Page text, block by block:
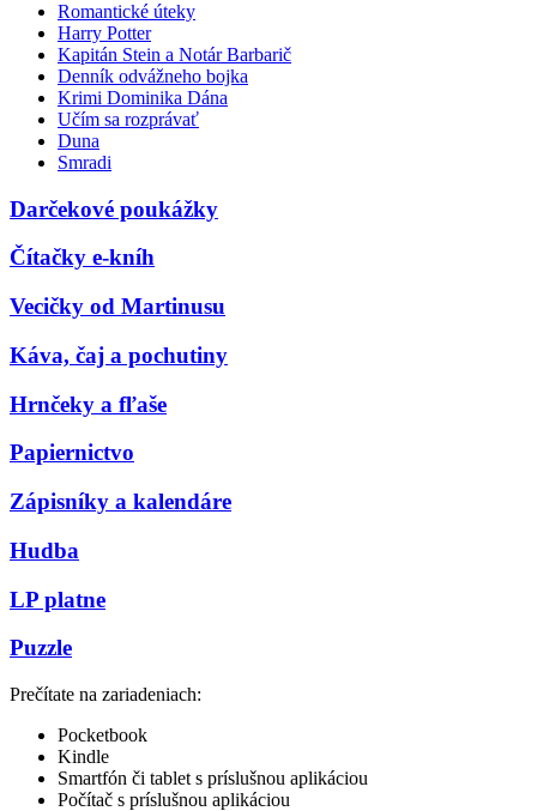
Romantické úteky
Harry Potter
Kapitán Stein a Notár Barbarič
Denník odvážneho bojka
Krimi Dominika Dána
Učím sa rozprávať
Duna
Smradi
Darčekové poukážky
Čítačky e-kníh
Vecičky od Martinusu
Káva, čaj a pochutiny
Hrnčeky a fľaše
Papiernictvo
Zápisníky a kalendáre
Hudba
LP platne
Puzzle
Prečítate na zariadeniach:
Pocketbook
Kindle
Smartfón či tablet s príslušnou aplikáciou
Počítač s príslušnou aplikáciou